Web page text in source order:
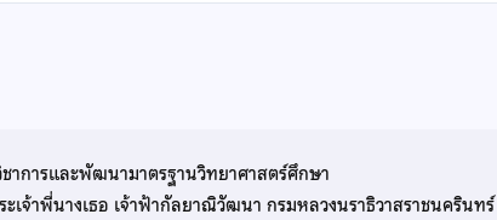
าการและพัฒนามาตรฐานวิทยาศาสตร์ศึกษา
เจ้าพี่นางเธอ เจ้าฟ้ากัลยาณิวัฒนา กรมหลวงนราธิวาสราชนครินทร์